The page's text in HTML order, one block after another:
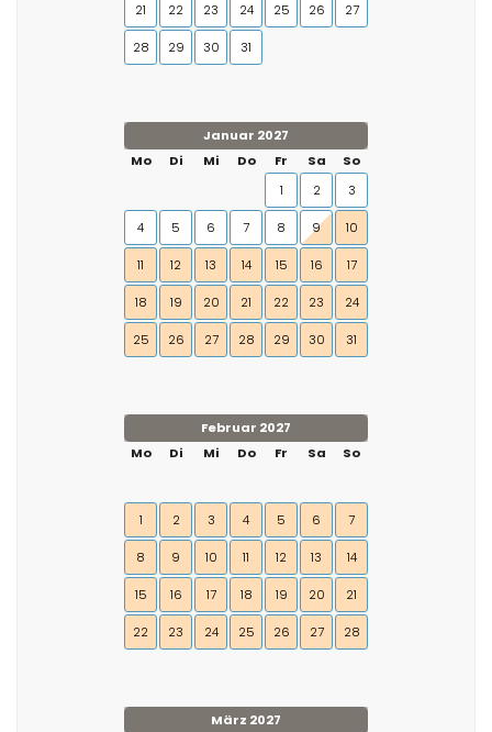
21 22 23 24 25 26 27
28 29 30 31
Januar 2027
Mo
Di Mi Do Fr Sa
So
1
2 3
4 5 6 7 8 9 10
11 12 13 14 15 16 17
18 19 20 21 22 23 24
25 26 27 28 29 30 31
Februar 2027
Mo
Di Mi Do Fr Sa So
1 2 3 4 5 6 7
8 9 10 11 12 13 14
15 16 17 18 19 20 21
22 23 24 25 26 27 28
März 2027